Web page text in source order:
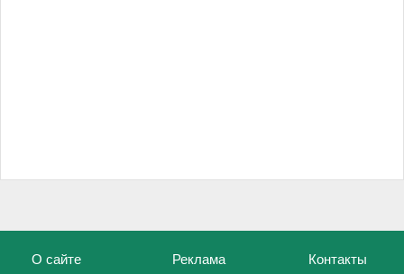
О сайте Реклама Контакты